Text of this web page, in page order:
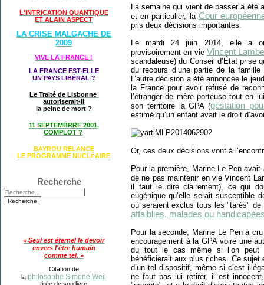
L'INTRICATION QUANTIQUE
ET ALAIN ASPECT
LA CRISE MALGACHE DE
2009
VIVE LA FRANCE !
LA FRANCE EST-ELLE
UN PAYS LIBÉRAL ?
Le Traité de Lisbonne
autoriserait-il
la peine de mort ?
11 SEPTEMBRRE 2001,
COMPLOT ?
BAYROU RELANCE
LE PROGRAMME NUCLÉAIRE
Recherche
« Seul est éternel le devoir
envers l'être humain
comme tel. »
Citation de
laphilosophe Simone Weil
La semaine qui vient de passer a
et en particulier, la Cour
pris deux décisions importantes.
Le mardi 24 juin 2014, elle a
provisoirement en vie Vincent
scandaleuse) du Conseil d’État prise
du recours d’une partie de la
L’autre décision a été annoncée le
la France pour avoir refusé de
l’étranger de mère porteuse tout en
son territoire la GPA (gestation
estimé qu’un enfant avait le droit
Or, ces deux décisions vont à
Pour la première, Marine Le Pen
de ne pas maintenir en vie Vincent
il faut le dire clairement), ce qui
eugénique qu’elle serait susceptible
où seraient exclus tous les "tarés"
affaiblies, malades ou
Pour la seconde, Marine Le Pen a
encouragement à la GPA voire une
du tout le cas même si l’on peut
bénéficierait aux plus riches. Ce
d’un tel dispositif, même si c’est
ne faut pas lui retirer, il est